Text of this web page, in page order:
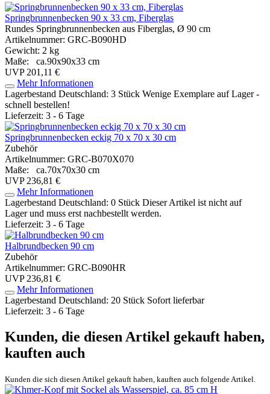
Springbrunnenbecken 90 x 33 cm, Fiberglas
Rundes Springbrunnenbecken aus Fiberglas, Ø 90 cm
Artikelnummer: GRC-B090HD
Gewicht: 2 kg
Maße: ca.90x90x33 cm
UVP 201,11 €
Mehr Informationen
Lagerbestand Deutschland: 3 Stück Wenige Exemplare auf Lager -
schnell bestellen!
Lieferzeit: 3 - 6 Tage
Springbrunnenbecken eckig 70 x 70 x 30 cm
Zubehör
Artikelnummer: GRC-B070X070
Maße: ca.70x70x30 cm
UVP 236,81 €
Mehr Informationen
Lagerbestand Deutschland: 0 Stück Dieser Artikel ist nicht auf
Lager und muss erst nachbestellt werden.
Lieferzeit: 3 - 6 Tage
Halbrundbecken 90 cm
Zubehör
Artikelnummer: GRC-B090HR
UVP 236,81 €
Mehr Informationen
Lagerbestand Deutschland: 20 Stück Sofort lieferbar
Lieferzeit: 3 - 6 Tage
Kunden, die diesen Artikel gekauft haben,
kauften auch
Kunden die sich diesen Artikel gekauft haben, kauften auch folgende Artikel.